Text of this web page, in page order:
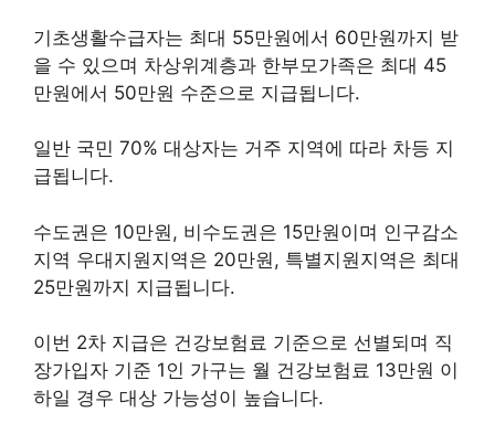
기초생활수급자는 최대 55만원에서 60만원까지 받
을 수 있으며 차상위계층과 한부모가족은 최대 45
만원에서 50만원 수준으로 지급됩니다.
일반 국민 70% 대상자는 거주 지역에 따라 차등 지
급됩니다.
수도권은 10만원, 비수도권은 15만원이며 인구감소
지역 우대지원지역은 20만원, 특별지원지역은 최대
25만원까지 지급됩니다.
이번 2차 지급은 건강보험료 기준으로 선별되며 직
장가입자 기준 1인 가구는 월 건강보험료 13만원 이
하일 경우 대상 가능성이 높습니다.